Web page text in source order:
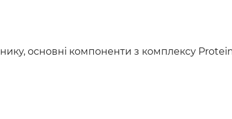
основні компоненти з комплексу